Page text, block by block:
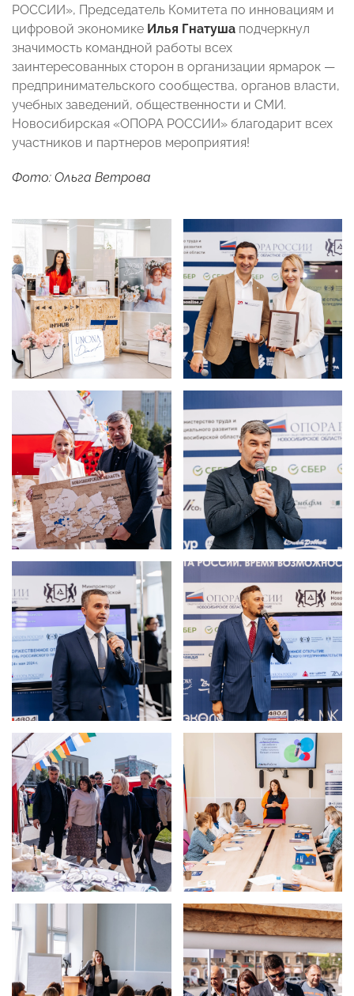
РОССИИ», Председатель Комитета по инновациям и
цифровой экономике Илья Гнатуша подчеркнул
значимость командной работы всех
заинтересованных сторон в организации ярмарок —
предпринимательского сообщества, органов власти,
учебных заведений, общественности и СМИ.
Новосибирская «ОПОРА РОССИИ» благодарит всех
участников и партнеров мероприятия!
Фото: Ольга Ветрова